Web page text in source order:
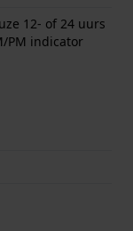
12- of 24 uurs
PM indicator